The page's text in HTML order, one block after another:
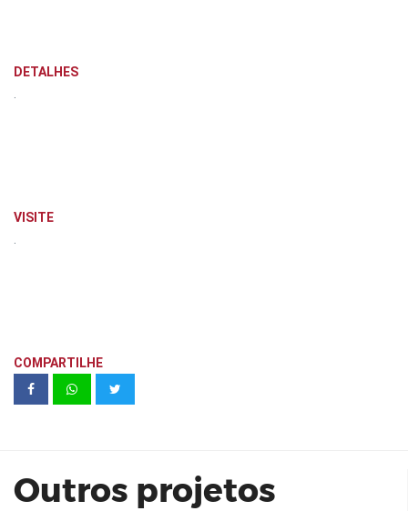
DETALHES
VISITE
COMPARTILHE
Outros projetos
SKY Raja Residence | RIVA